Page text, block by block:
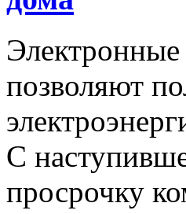
позволяют
С
просрочку